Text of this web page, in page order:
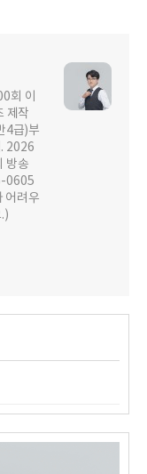
회 이
제작
4급)부
2026
방송
0605
어려우